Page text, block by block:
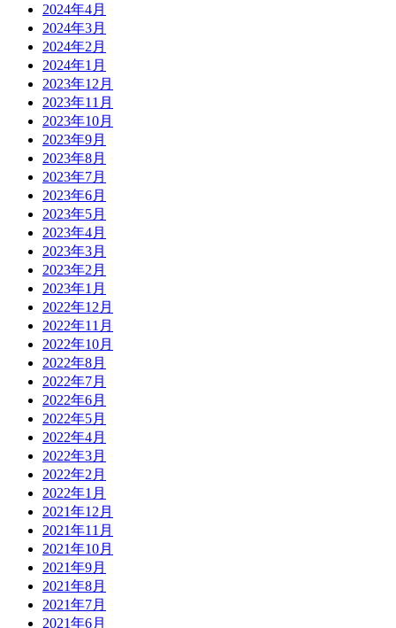
2024年4月
2024年3月
2024年2月
2024年1月
2023年12月
2023年11月
2023年10月
2023年9月
2023年8月
2023年7月
2023年6月
2023年5月
2023年4月
2023年3月
2023年2月
2023年1月
2022年12月
2022年11月
2022年10月
2022年8月
2022年7月
2022年6月
2022年5月
2022年4月
2022年3月
2022年2月
2022年1月
2021年12月
2021年11月
2021年10月
2021年9月
2021年8月
2021年7月
2021年6月